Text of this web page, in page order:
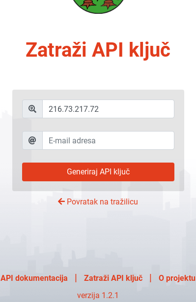
Zatraži API ključ
Generiraj API ključ
Povratak na tražilicu
API dokumentacija | Zatraži API ključ |
O projektu
verzija 1.2.1